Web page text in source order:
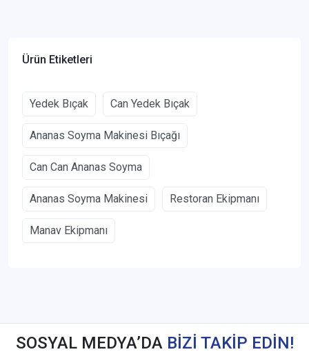
Ürün Etiketleri
Yedek Bıçak Can Yedek Bıçak
Ananas Soyma Makinesi Bıçağı
Can Can Ananas Soyma
Ananas Soyma Makinesi Restoran Ekipmanı
Manav Ekipmanı
SOSYAL MEDYA’DA BİZİ TAKİP EDİN!